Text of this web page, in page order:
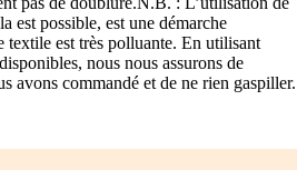
est possible, est une démarche
textile est très polluante. En utilisant
nous nous assurons de
avons commandé et de ne rien gaspiller.